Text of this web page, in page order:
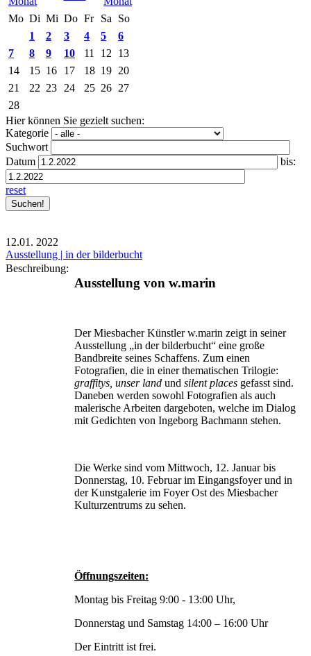
Mo Di Mi Do Fr Sa
So
1
2 3 4 5
6
7
8 9 10 11 12
13
14
15 16 17 18 19 20
21
22 23 24 25 26 27
28
Hier können Sie gezielt suchen:
Kategorie
Suchwort
Datum
bis:
reset
12.01. 2022
Ausstellung | in der bilderbucht
Beschreibung:
Ausstellung von w.marin
Der Miesbacher Künstler w.marin zeigt in seiner
Ausstellung „in der bilderbucht“ eine große
Bandbreite seines Schaffens. Zum einen
Fotografien, die in einer thematischen Trilogie:
graffitys, unser land und silent places gefasst sind.
Daneben werden sowohl Fotografien als auch
malerische Arbeiten dargeboten, welche im Dialog
mit Gedichten von Ingeborg Bachmann stehen.
Die Werke sind vom Mittwoch, 12. Januar bis
Donnerstag, 10. Februar im Eingangsfoyer und in
der Kunstgalerie im Foyer Ost des Miesbacher
Kulturzentrums zu sehen.
Öffnungszeiten:
Montag bis Freitag 9:00 - 13:00 Uhr,
Donnerstag und Samstag 14:00 – 16:00 Uhr
Der Eintritt ist frei.